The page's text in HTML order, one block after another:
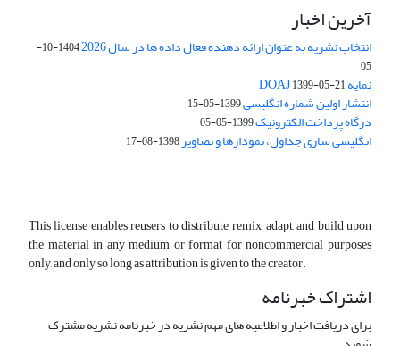
آخرین اخبار
انتخاب نشریه به عنوان ارائه دهنده فعال داده ها در سال 2026
1404-10-
05
نمایه DOAJ1399-05-21
انتشار اولین شماره انگلیسی1399-05-15
درگاه پرداخت الکترونیک1399-05-05
انگلیسی سازی جداول، نمودارها و تصاویر1398-08-17
This license enables reusers to distribute, remix, adapt, and build upon
the material in any medium or format for noncommercial purposes
only, and only so long as attribution is given to the creator.
اشتراک خبرنامه
برای دریافت اخبار و اطلاعیه های مهم نشریه در خبرنامه نشریه مشترک